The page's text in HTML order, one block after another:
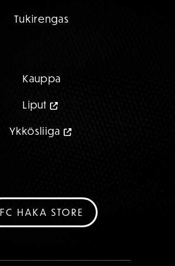
Tukirengas
Kauppa
Liput
Ykkösliiga
FC HAKA STORE